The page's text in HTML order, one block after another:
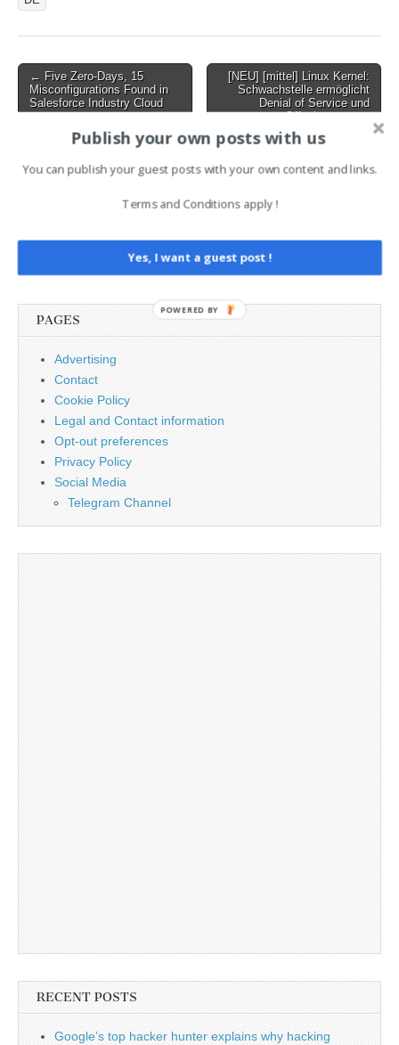
Mehrere Schwachstellen
Post
navigation
← Five Zero-Days, 15
Misconfigurations Found in
Salesforce Industry Cloud
[NEU] [mittel] Linux Kernel:
Schwachstelle ermöglicht
Denial of Service und
Offenlegung von
Informationen →
PAGES
Advertising
Contact
Cookie Policy
Legal and Contact information
Opt-out preferences
Privacy Policy
Social Media
Telegram Channel
RECENT POSTS
Google’s top hacker hunter explains why hacking
Publish your own posts with us
You can publish your guest posts with your own content and links.
Terms and Conditions apply !
Yes, I want a guest post !
POWERED BY